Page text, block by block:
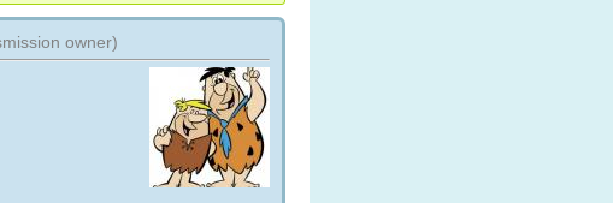
DR HOUSE - 8 SEZONÓW
WYDARZENIA 24 HD
owner)